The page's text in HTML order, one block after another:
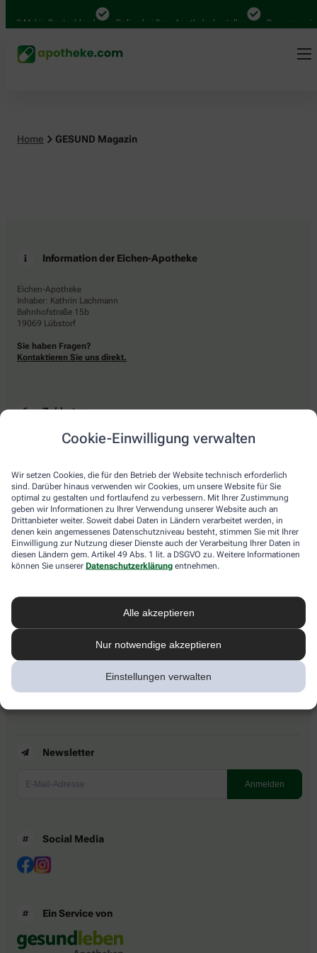
Cookie-Einwilligung verwalten
Wir setzen Cookies, die für den Betrieb der Website technisch erforderlich
sind. Darüber hinaus verwenden wir Cookies, um unsere Website für Sie
optimal zu gestalten und fortlaufend zu verbessern. Mit Ihrer Zustimmung
geben wir Informationen zu Ihrer Verwendung unserer Website auch an
Drittanbieter weiter. Soweit dabei Daten in Ländern verarbeitet werden, in
denen kein angemessenes Datenschutzniveau besteht, stimmen Sie mit Ihrer
Einwilligung zur Nutzung dieser Dienste auch der Verarbeitung Ihrer Daten in
diesen Ländern gem. Artikel 49 Abs. 1 lit. a DSGVO zu. Weitere Informationen
können Sie unserer Datenschutzerklärung entnehmen.
Alle akzeptieren
Nur notwendige akzeptieren
Einstellungen verwalten
Mal in Deutschland Online bei Ihrer Apotheke bestellen Bequem
Home GESUND Magazin
Information der Eichen-Apotheke
Eichen-Apotheke
Inhaber: Kathrin Lachmann
Bahnhofstraße 15b
19069 Lübstorf
Sie haben Fragen?
Kontaktieren Sie uns direkt.
Zahlarten
Bar oder mit einer anderen akzeptierten Zahlungsart Ihrer Apotheke vor Ort.
Lieferarten
Abholung in der Apotheke
Botendienstlieferung
apotheke.com Informationen
Newsletter
Barrierefreiheitserklärung
Newsletter
Social Media
Ein Service von